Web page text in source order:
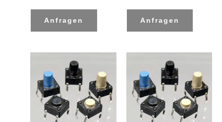
Anfragen Anfragen